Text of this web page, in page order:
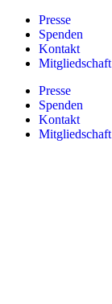
Zum
Inhalt
springen
Presse
Spenden
Kontakt
Mitgliedschaft
Presse
Spenden
Kontakt
Mitgliedschaft